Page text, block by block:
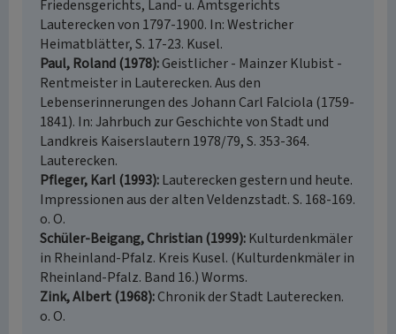
Friedensgerichts, Land- u. Amtsgerichts
Lauterecken von 1797-1900. In: Westricher
Heimatblätter, S. 17-23. Kusel.
Paul, Roland (1978) Geistlicher - Mainzer Klubist -
Rentmeister in Lauterecken. Aus den
Lebenserinnerungen des Johann Carl Falciola (1759-
1841). In: Jahrbuch zur Geschichte von Stadt und
Landkreis Kaiserslautern 1978/79, S. 353-364.
Lauterecken.
Pfleger, Karl (1993) Lauterecken gestern und heute.
Impressionen aus der alten Veldenzstadt. S. 168-169.
o. O.
Schüler-Beigang, Christian (1999) Kulturdenkmäler
in Rheinland-Pfalz. Kreis Kusel. (Kulturdenkmäler in
Rheinland-Pfalz. Band 16.) Worms.
Zink, Albert (1968) Chronik der Stadt Lauterecken.
o. O.